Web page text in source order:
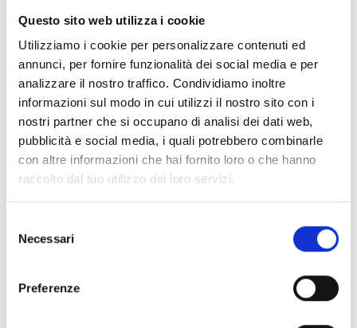
Questo sito web utilizza i cookie
Utilizziamo i cookie per personalizzare contenuti ed
annunci, per fornire funzionalità dei social media e per
analizzare il nostro traffico. Condividiamo inoltre
informazioni sul modo in cui utilizzi il nostro sito con i
nostri partner che si occupano di analisi dei dati web,
pubblicità e social media, i quali potrebbero combinarle
con altre informazioni che hai fornito loro o che hanno
raccolto dal tuo utilizzo dei loro servizi.
delNecessari
Preferenze
40 edizioni digitali per un anno di notizie e
a portata di mano.
Categoria::
ABBONAMENTI DIGITALI
Banche Dati Denominazione
d'Origine + Vite e Vino
Giuridiche Denominazioni d’Origine + Vite e
Vino.